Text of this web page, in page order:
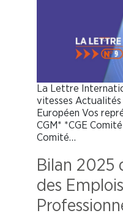
La Lettre
vitesses Actualités
Européen Vos
CGM* *CGE
Comité…
Bilan 2025
des